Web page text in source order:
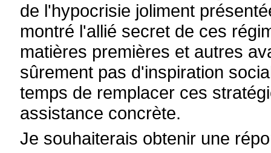
de l'hypocrisie joliment
montré l'allié secret de ces
matières premières et autres
sûrement pas d'inspiration
temps de remplacer ces
assistance concrète.
Je souhaiterais obtenir une